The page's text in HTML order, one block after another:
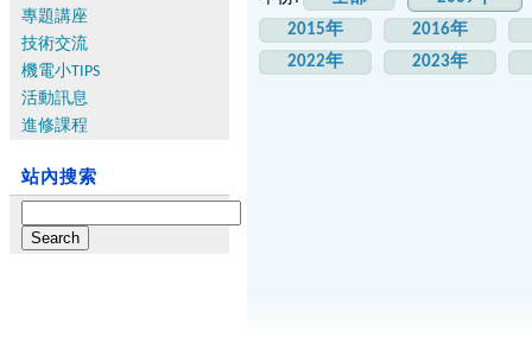
專題講座
技術交流
機電小TIPS
活動訊息
進修課程
站內搜索
for:
2015年
2016年
2022年
2023年